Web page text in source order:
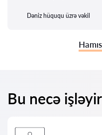
Dəniz hüququ üzrə vəkil
Bu necə